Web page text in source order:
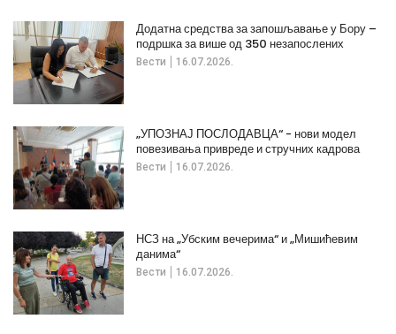
Вести 16.07.2026.
Додатна средства за запошљавање у Бору –
подршка за више од 350 незапослених
Вести 16.07.2026.
„УПОЗНАЈ ПОСЛОДАВЦА“ - нови модел
повезивања привреде и стручних кадрова
Вести 16.07.2026.
НСЗ на „Убским вечерима“ и „Мишићевим
данима“